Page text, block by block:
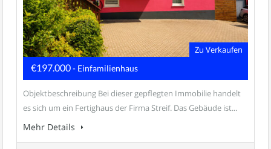
Zu Verkaufen
€197.000- Einfamilienhaus
Objektbeschreibung Bei dieser gepflegten Immobilie handelt
es sich um ein Fertighaus der Firma Streif. Das Gebäude ist...
Mehr Details